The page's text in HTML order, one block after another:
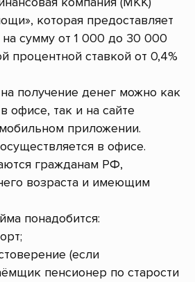
которая предоставляет
на сумму от 1 000 до 30 000
процентной ставкой от 0,4%
получение денег можно как
офисе, так и на сайте
приложении.
в офисе.
гражданам РФ,
возраста и имеющим
понадобится:
(если
пенсионер по старости